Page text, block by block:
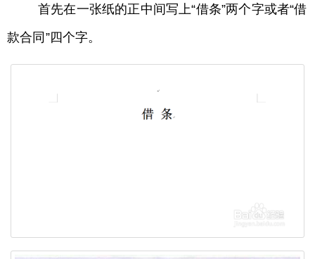
首先在一张纸的正中间写上“借条”两个字或者“借
款合同”四个字。